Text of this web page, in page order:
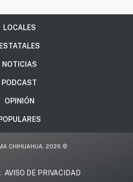
LOCALES
ESTATALES
NOTICIAS
PODCAST
OPINIÓN
CHIHUAHUA, 2026 ©
AVISO DE PRIVACIDAD